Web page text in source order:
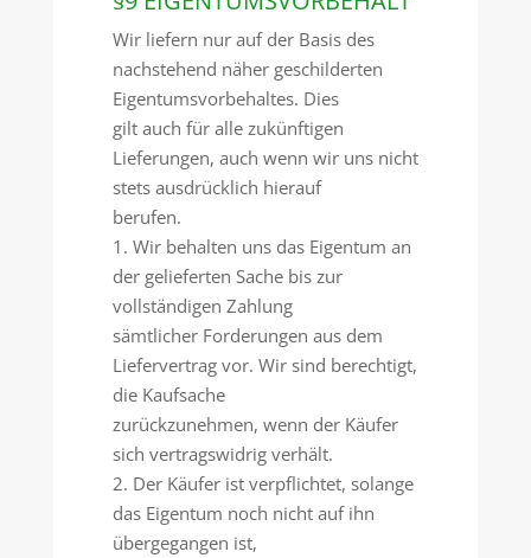
Wir liefern nur auf der Basis des
nachstehend näher geschilderten
Eigentumsvorbehaltes. Dies
gilt auch für alle zukünftigen
Lieferungen, auch wenn wir uns nicht
stets ausdrücklich hierauf
berufen.
1. Wir behalten uns das Eigentum an
der gelieferten Sache bis zur
vollständigen Zahlung
sämtlicher Forderungen aus dem
Liefervertrag vor. Wir sind berechtigt,
die Kaufsache
zurückzunehmen, wenn der Käufer
sich vertragswidrig verhält.
2. Der Käufer ist verpflichtet, solange
das Eigentum noch nicht auf ihn
übergegangen ist,